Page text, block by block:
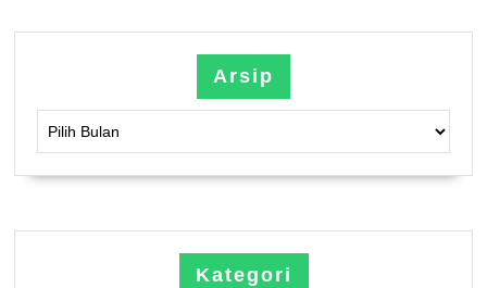
Arsip
Kategori